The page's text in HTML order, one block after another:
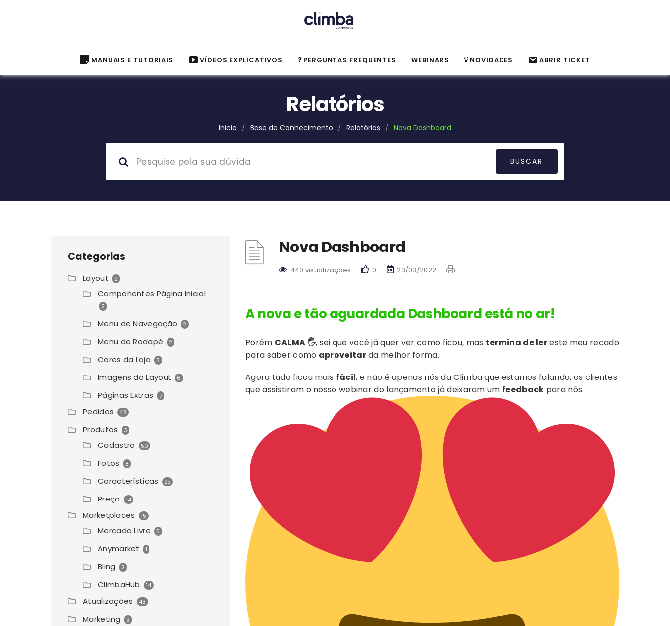
MANUAIS E TUTORIAIS VÍDEOS EXPLICATIVOS PERGUNTAS FREQUENTES WEBINARS NOVIDADES ABRIR TICKET
Relatórios
Inicio / Base de Conhecimento / Relatórios / Nova Dashboard
Categorias
Layout 2
Componentes Página Inicial
2
Menu de Navegação 2
Menu de Rodapé 2
Cores da Loja 3
Imagens do Layout 6
Páginas Extras 7
Pedidos 48
Produtos 3
Cadastro 50
Fotos 8
Características 25
Preço 14
Marketplaces 15
Mercado Livre 5
Anymarket 1
Bling 2
ClimbaHub 14
Atualizações 43
Marketing 3
Nova Dashboard
440 visualizações 0 23/03/2022
A nova e tão aguardada Dashboard está no ar!
Porém CALMA 🖐, sei que você já quer ver como ficou, mas termina de lereste meu recado
para saber como aproveitarda melhor forma.
Agora tudo ficou mais fácil, e não é apenas nós da Climba que estamos falando, os clientes
que assistiram o nosso webinar do lançamento já deixaram um feedback para nós.